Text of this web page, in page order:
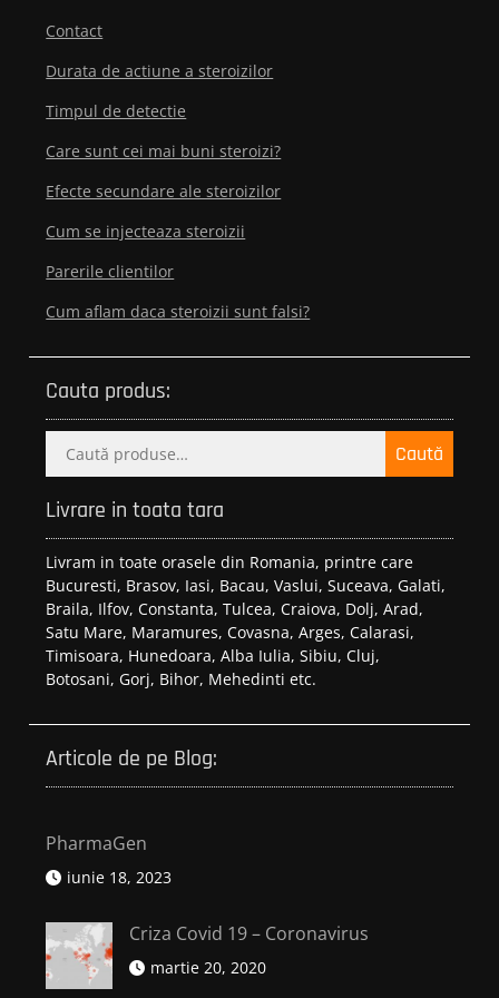
Contact
Durata de actiune a steroizilor
Timpul de detectie
Care sunt cei mai buni steroizi?
Efecte secundare ale steroizilor
Cum se injecteaza steroizii
Parerile clientilor
Cum aflam daca steroizii sunt falsi?
Cauta produs:
după:
Caută
Livrare in toata tara
Livram in toate orasele din Romania, printre care
Bucuresti, Brasov, Iasi, Bacau, Vaslui, Suceava, Galati,
Braila, Ilfov, Constanta, Tulcea, Craiova, Dolj, Arad,
Satu Mare, Maramures, Covasna, Arges, Calarasi,
Timisoara, Hunedoara, Alba Iulia, Sibiu, Cluj,
Botosani, Gorj, Bihor, Mehedinti etc.
Articole de pe Blog:
PharmaGen
iunie 18, 2023
Criza Covid 19 – Coronavirus
martie 20, 2020